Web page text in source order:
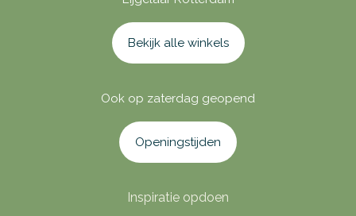
Bekijk alle winkels
Ook op zaterdag geopend
Openingstijden
Inspiratie opdoen